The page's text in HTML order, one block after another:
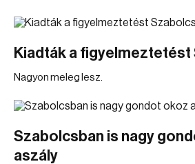
Kiadták a figyelmeztetést
Nagyon meleg lesz.
Szabolcsban is nagy
aszály